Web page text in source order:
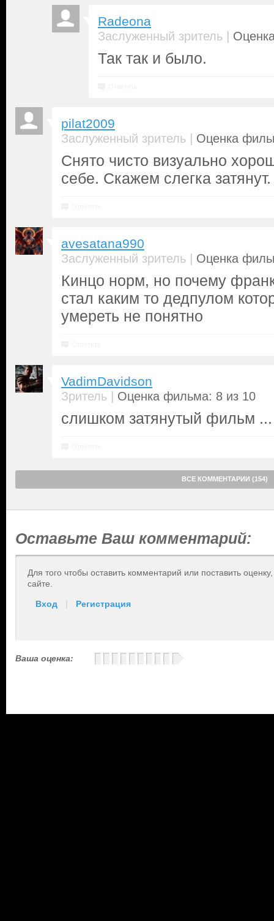
Radeona
Заслуженный зритель |
Так так и было.
pilat2009
Заслуженный зритель | Оценка
Снято чисто визуально
себе. Скажем слегка затянут.
avesatana990
Заслуженный зритель | Оценка
Кинцо норм, но почему
стал каким то дедпулом
умереть не понятно
VadimDavidson
Зритель | Оценка фильма: 8 из 10
слишком затянутый фильм ...
ВСЕ КОММЕНТАРИИ (154)
Оставьте Ваш комментарий:
Для того чтобы оставить комментарий или поставить
сайте.
Вход | Регистрация
Ваша оценка: